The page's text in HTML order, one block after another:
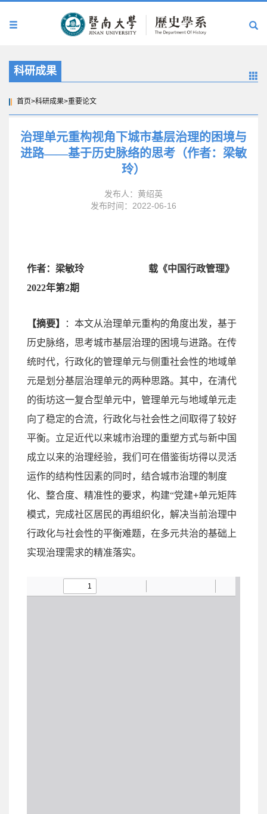
科研成果
首页>科研成果>重要论文
治理单元重构视角下城市基层治理的困境与
进路——基于历史脉络的思考（作者：梁敏
玲）
发布人：黄绍英
发布时间：2022-06-16
作者：梁敏玲
载《中国行政管理》
2022年第2期
【摘要】
：本文从治理单元重构的角度出发，基于
历史脉络，思考城市基层治理的困境与进路。在传
统时代，行政化的管理单元与侧重社会性的地域单
元是划分基层治理单元的两种思路。其中，在清代
的街坊这一复合型单元中，管理单元与地域单元走
向了稳定的合流，行政化与社会性之间取得了较好
平衡。立足近代以来城市治理的重塑方式与新中国
成立以来的治理经验，我们可在借鉴街坊得以灵活
运作的结构性因素的同时，结合城市治理的制度
化、整合度、精准性的要求，构建“党建+单元矩阵
模式，完成社区居民的再组织化，解决当前治理中
行政化与社会性的平衡难题，在多元共治的基础上
实现治理需求的精准落实。